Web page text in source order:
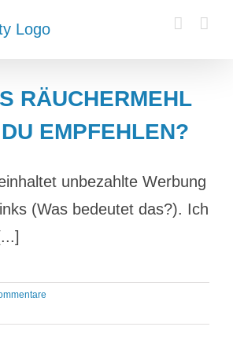
RÄUCHERMEHL
EMPFEHLEN?
unbezahlte Werbung
(Was bedeutet das?). Ich